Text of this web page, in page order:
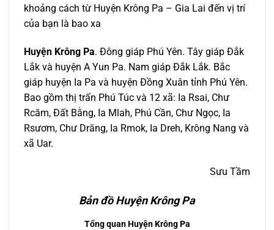
khoảng cách từ Huyện Krông Pa – Gia Lai đến vị trí
của bạn là bao xa
Huyện Krông Pa. Đông giáp Phú Yên. Tây giáp Đắk
Lắk và huyện A Yun Pa. Nam giáp Đắk Lắk. Bắc
giáp huyện Ia Pa và huyện Đồng Xuân tỉnh Phú Yên.
Bao gồm thị trấn Phú Túc và 12 xã: Ia Rsai, Chư
Rcăm, Đất Bằng, Ia Mlah, Phú Cần, Chư Ngọc, Ia
Rsươm, Chư Drăng, Ia Rmok, Ia Dreh, Krông Nang và
xã Uar.
Sưu Tầm
Bản đồ Huyện Krông Pa
Tổng quan Huyện Krông Pa